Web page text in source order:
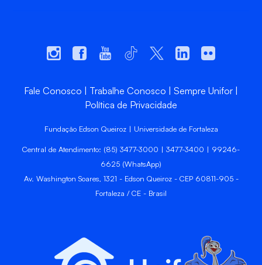
Fale Conosco Trabalhe Conosco
Sempre Unifor
Política de Privacidade
Fundação Edson Queiroz | Universidade de Fortaleza
Central de Atendimento: (85) 3477-3000 | 3477-3400 | 99246-
6625 (WhatsApp)
Av. Washington Soares, 1321 - Edson Queiroz - CEP 60811-905 -
Fortaleza / CE - Brasil